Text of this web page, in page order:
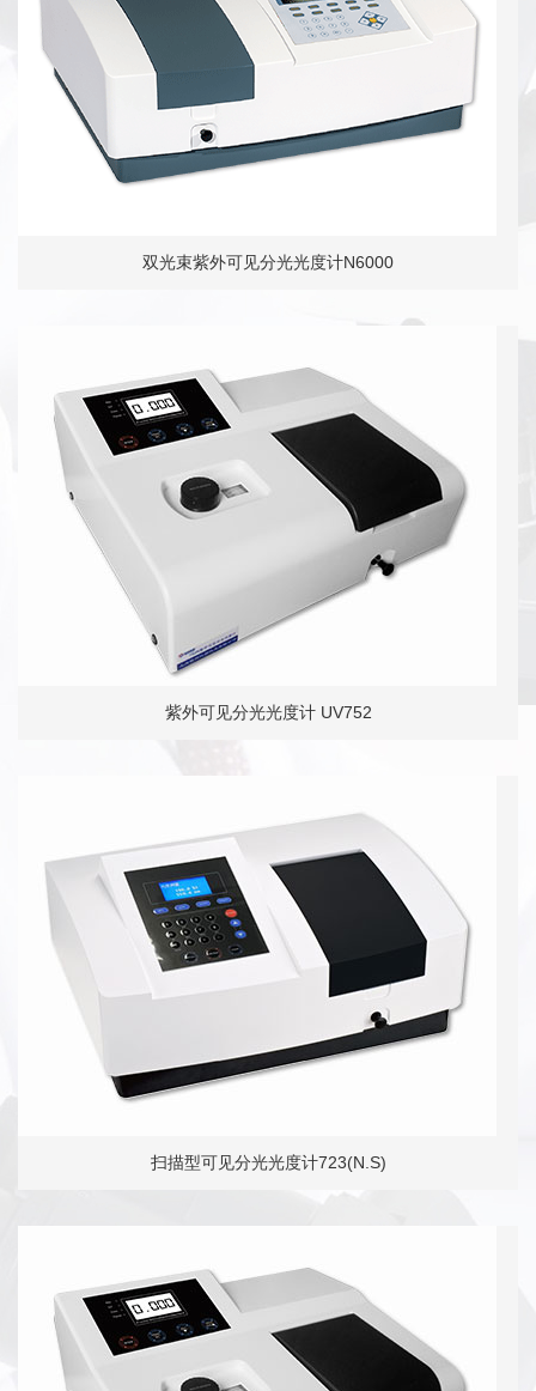
双光束紫外可见分光光度计N6000
紫外可见分光光度计 UV752
扫描型可见分光光度计723(N.S)